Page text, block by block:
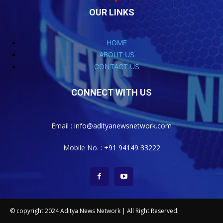
OUR LINKS
HOME
ABOUT US
CONTACT US
CONNECT WITH US
Email : info@adityanewsnetwork.com
Mobile No. : +91 94149 33222
© copyright 2024 Aditya News Network | All Right Reserved.